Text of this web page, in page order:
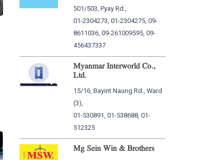
501/503, Pyay Rd.,
01-2304273, 01-2304275, 09-
8611036, 09-261009595, 09-
456437337
Myanmar Interworld Co.,
Ltd.
15/16, Bayint Naung Rd., Ward
(3),
01-530891, 01-538688, 01-
512325
Mg Sein Win & Brothers